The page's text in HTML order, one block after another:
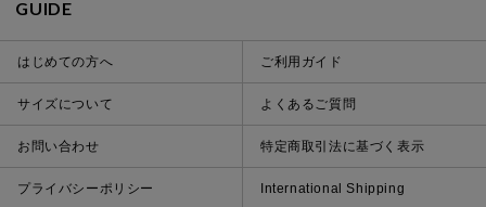
GUIDE
はじめての方へ ご利用ガイド
サイズについて よくあるご質問
お問い合わせ 特定商取引法に基づく表示
プライバシーポリシー International Shipping